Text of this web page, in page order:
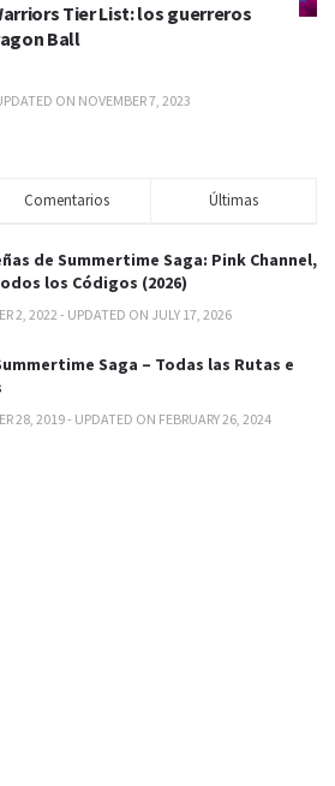
Tier List: los guerreros
Ball
ON NOVEMBER 7, 2023
Comentarios Últimas
de Summertime Saga: Pink Channel,
los Códigos (2026)
2, 2022 - UPDATED ON JULY 17, 2026
Saga – Todas las Rutas e
28, 2019 - UPDATED ON FEBRUARY 26, 2024